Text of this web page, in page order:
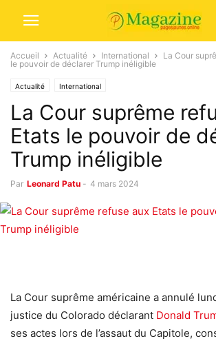
Accueil Actualité International
La Cour
le pouvoir de déclarer Trump inéligible
Actualité International
La Cour suprême
Etats le pouvoir de
Trump inéligible
Par Leonard Patu - 4 mars 2024
La Cour suprême américaine a annulé
justice du Colorado déclarant Donald
ses actes lors de l’assaut du Capitole,